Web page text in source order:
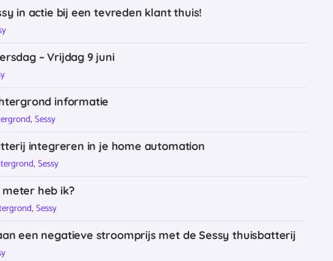
in actie bij een tevreden klant thuis!
– Vrijdag 9 juni
informatie
,Sessy
integreren in je home automation
,Sessy
heb ik?
,Sessy
een negatieve stroomprijs met de Sessy thuisbatterij